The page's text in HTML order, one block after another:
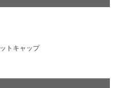
トキャップ